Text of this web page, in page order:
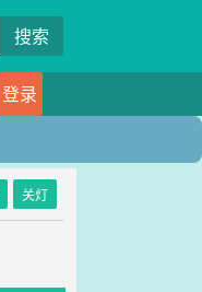
搜索
登录
关灯